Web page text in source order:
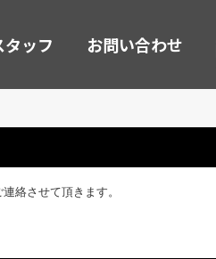
タッフ お問い合わせ
絡させて頂きます。